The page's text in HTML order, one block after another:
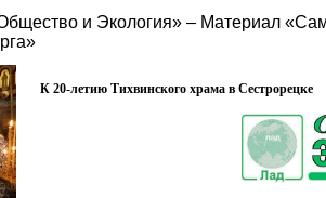
и Экология» – Материал
К 20-летию Тихвинского храма в Сестрорецке